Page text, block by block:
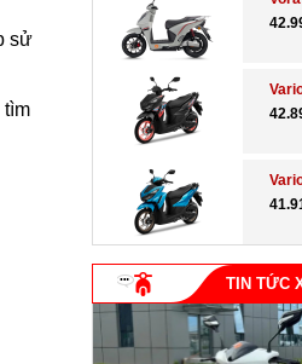
sử
tìm
TIN TỨC